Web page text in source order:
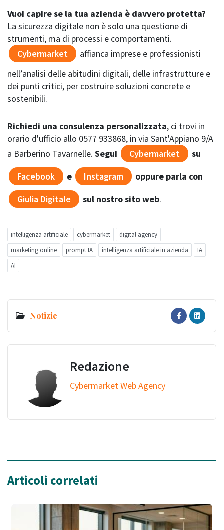
Vuoi capire se la tua azienda è davvero protetta?
La sicurezza digitale non è solo una questione di
strumenti, ma di processi e comportamenti.
Cybermarket
affianca imprese e professionisti
nell’analisi delle abitudini digitali, delle infrastrutture e
dei punti critici, per costruire soluzioni concrete e
sostenibili.
Richiedi una consulenza personalizzata, ci trovi in
orario d'ufficio allo 0577 933868, in via Sant'Appiano 9/A
a Barberino Tavarnelle. Segui Cybermarket
su
Facebook
e Instagram
oppure parla con
Giulia Digitale
sul nostro sito web.
intelligenza artificiale cybermarket
digital agency
marketing online
prompt IA intelligenza artificiale in azienda
IA
AI
Notizie
Redazione
Cybermarket Web Agency
Articoli correlati